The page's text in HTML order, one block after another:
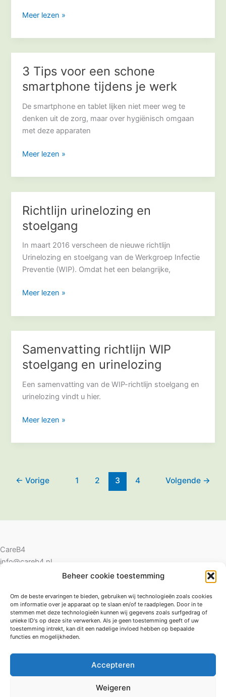
Beheer cookie toestemming
Om de beste ervaringen te bieden, gebruiken wij technologieën zoals cookies
om informatie over je apparaat op te slaan en/of te raadplegen. Door in te
stemmen met deze technologieën kunnen wij gegevens zoals surfgedrag of
unieke ID's op deze site verwerken. Als je geen toestemming geeft of uw
toestemming intrekt, kan dit een nadelige invloed hebben op bepaalde
functies en mogelijkheden.
Accepteren
Weigeren
tablets
de
Meer lezen »
3 Tips voor een schone
smartphone tijdens je werk
De smartphone en tablet lijken niet meer weg te
denken uit de zorg, maar over hygiënisch omgaan
met deze apparaten
3
voor
een
schone
smartphone
je
Meer lezen »
Richtlijn urinelozing en
stoelgang
In maart 2016 verscheen de nieuwe richtlijn
Urinelozing en stoelgang van de Werkgroep Infectie
Preventie (WIP). Omdat het een belangrijke,
Richtlijn
urinelozing
en
stoelgang
Meer lezen »
Samenvatting richtlijn WIP
stoelgang en urinelozing
Een samenvatting van de WIP-richtlijn stoelgang en
urinelozing vindt u hier.
Samenvatting
richtlijn
WIP
stoelgang
en
Meer lezen »
← Vorige 1 2 3 4 Volgende →
CareB4
info@careb4.nl
CRKBO-geregistreerd
Churchillpark 15
Privacybeleid
Klachtenregeling